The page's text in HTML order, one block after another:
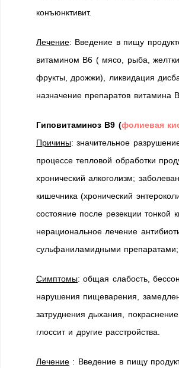
конъюнктивит.
Лечение: Введение в пищу
витамином В6 ( мясо, рыба,
фрукты, дрожжи), ликвидация
назначение препаратов витамина
Гиповитаминоз В9 (фолиевая
Причины: значительное
процессе тепловой обработки
хронический алкоголизм;
кишечника (хронический
состояние после резекции тонкой
нерациональное лечение
сульфаниламидными препаратами;
Симптомы: общая слабость,
нарушения пищеварения,
затруднения дыхания, покраснение
глоссит и другие расстройства.
Лечение : Введение в пищу